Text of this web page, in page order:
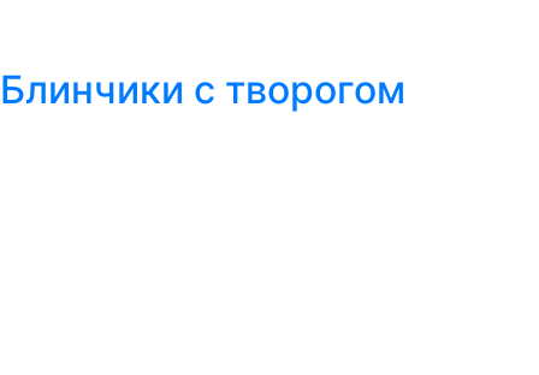
Блинчики с творогом